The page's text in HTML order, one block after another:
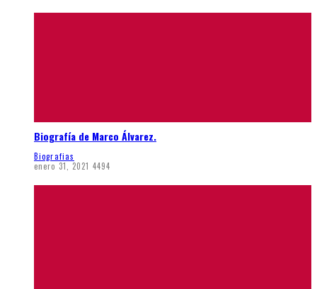
Biografía de Marco Álvarez.
Biografias
enero 31, 2021 4494